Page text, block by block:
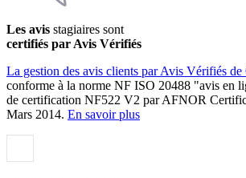
Les avis stagiaires sont
certifiés par Avis Vérifiés
La gestion des avis clients par Avis Vérifiés de
conforme à la norme NF ISO 20488 "avis en
de certification NF522 V2 par AFNOR
Mars 2014. En savoir plus